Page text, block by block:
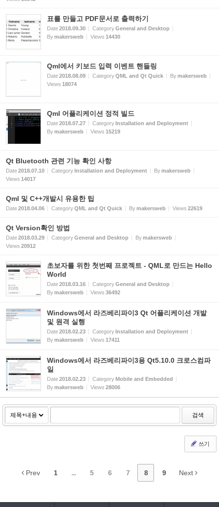
표를 만들고 PDF문서로 출력하기
Date2018.09.30 CategoryGeneral and Desktop
Bymakersweb Views 14430
Qml에서 키보드 입력 이벤트 핸들링
Date2018.08.09 CategoryQML and Qt Quick Bymakersweb
Views 18074
Qml 어플리케이션 정적 빌드
Date2018.07.27 CategoryInstallation and Deployment
Bymakersweb Views 15219
Qt Bluetooth 관련 기능 확인 사항
Date2018.07.10 CategoryInstallation and Deployment Bymakersweb
Views 14017
Qml 및 C++개발시 유용한 팁
Date2018.04.06 CategoryQML and Qt Quick Bymakersweb Views 22619
Qt Version확인 방법
Date2018.03.29 CategoryGeneral and Desktop Bymakersweb
Views 20912
초보자를 위한 첫번째 프로젝트 - QML로 만드는 Hello
World
Date2018.03.16 CategoryGeneral and Desktop
Bymakersweb Views 36492
Windows에서 라즈베리파이3 Qt 어플리케이션 개발
및 원격 실행
Date2018.02.23 CategoryInstallation and Deployment
Bymakersweb Views 17411
Windows에서 라즈베리파이3용 Qt5.10.0 크로스컴파
일
Date2018.02.23 CategoryMobile and Embedded
Bymakersweb Views 28006
검색
쓰기
Prev 1 ... 5 6 7 8 9 Next